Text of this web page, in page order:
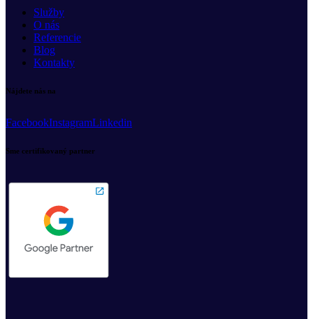
Služby
O nás
Referencie
Blog
Kontakty
Nájdete nás na
FacebookInstagramLinkedin
Sme certifikovaný partner